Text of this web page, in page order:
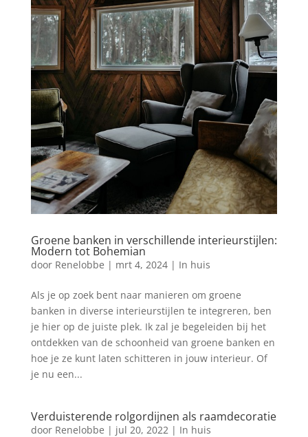
Groene banken in verschillende interieurstijlen:
Modern tot Bohemian
door Renelobbe | mrt 4, 2024| In huis
Als je op zoek bent naar manieren om groene
banken in diverse interieurstijlen te integreren, ben
je hier op de juiste plek. Ik zal je begeleiden bij het
ontdekken van de schoonheid van groene banken en
hoe je ze kunt laten schitteren in jouw interieur. Of
je nu een...
Verduisterende rolgordijnen als raamdecoratie
door Renelobbe | jul 20, 2022| In huis